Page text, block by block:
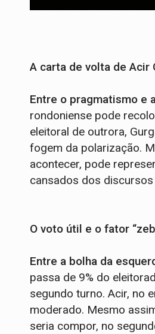
A carta de volta de Acir
Entre o pragmatismo e
rondoniense pode
eleitoral de outrora,
fogem da polarização.
acontecer, pode
cansados dos
O voto útil e o fator
Entre a bolha da
passa de 9% do
segundo turno. Acir, no
moderado. Mesmo
seria compor, no